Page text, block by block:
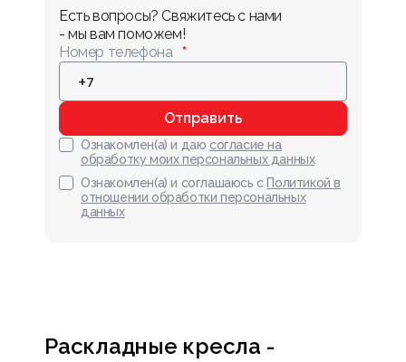
Есть вопросы? Свяжитесь с нами
- мы вам поможем!
Номер телефона
Отправить
Ознакомлен(а) и даю согласие на
обработку моих персональных данных
Ознакомлен(а) и соглашаюсь с Политикой в
отношении обработки персональных
данных
Раскладные кресла -